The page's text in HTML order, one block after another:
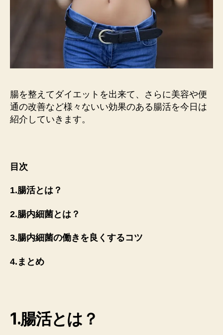
腸を整えてダイエットを出来て、さらに美容や便
通の改善など様々ないい効果のある腸活を今日は
紹介していきます。
目次
1.腸活とは？
2.腸内細菌とは？
3.腸内細菌の働きを良くするコツ
4.まとめ
1.腸活とは？